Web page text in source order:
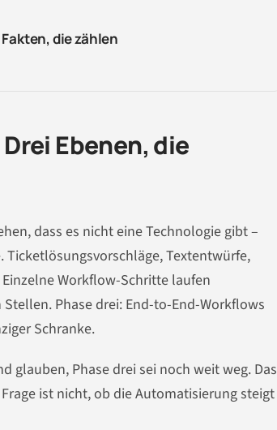
die zählen
Ebenen, die
dass es nicht eine Technologie gibt –
Ticketlösungsvorschläge, Textentwürfe,
Workflow-Schritte laufen
Phase drei: End-to-End-Workflows
Schranke.
glauben, Phase drei sei noch weit weg. Das
ist nicht, ob die Automatisierung steigt